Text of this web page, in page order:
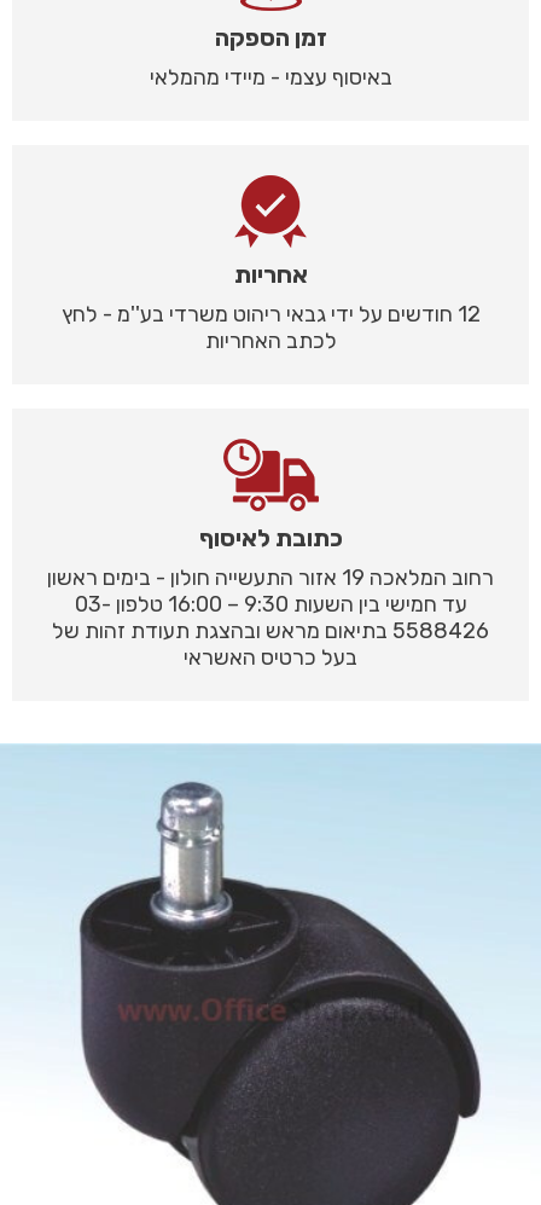
זמן הספקה
באיסוף עצמי - מיידי מהמלאי
אחריות
12 חודשים על ידי גבאי ריהוט משרדי בע''מ - לחץ
לכתב האחריות
כתובת לאיסוף
רחוב המלאכה 19 אזור התעשייה חולון - בימים ראשון
עד חמישי בין השעות 9:30 – 16:00 טלפון 03-
5588426 בתיאום מראש ובהצגת תעודת זהות של
בעל כרטיס האשראי